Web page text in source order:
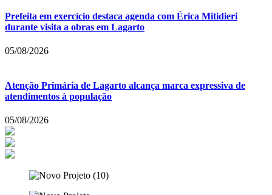
Prefeita em exercício destaca agenda com Érica Mitidieri
durante visita a obras em Lagarto
05/08/2026
Atenção Primária de Lagarto alcança marca expressiva de
atendimentos à população
05/08/2026